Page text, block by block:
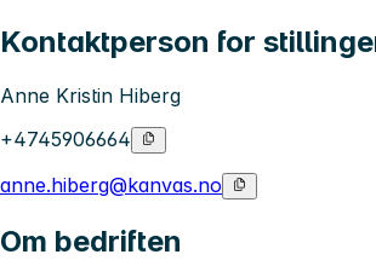
Kontaktperson for
Anne Kristin Hiberg
+4745906664
anne.hiberg@kanvas.no
Om bedriften